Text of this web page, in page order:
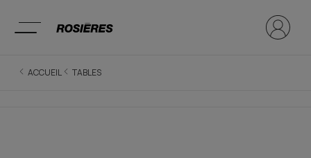
ACCUEIL TABLES